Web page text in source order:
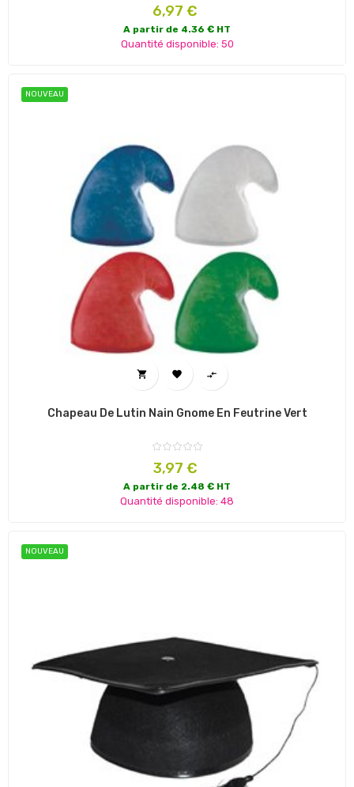
Prix
6,97 €
A partir de 4.36 € HT
Quantité disponible: 50
NOUVEAU
  
Chapeau De Lutin Nain Gnome En Feutrine Vert
Prix
3,97 €
A partir de 2.48 € HT
Quantité disponible: 48
NOUVEAU